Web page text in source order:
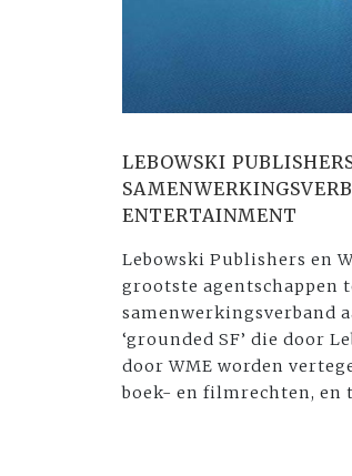
LEBOWSKI
ENTERTAINMENT
Lebowski Publishers en
grootste agentschappen
samenwerkingsverband
‘grounded SF’ die door
door WME worden
boek- en filmrechten, en